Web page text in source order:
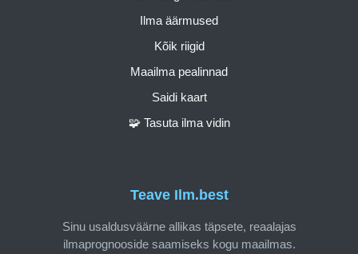
Teave Ilm.best
Sinu usaldusväärne allikas täpsete, reaalajas
ilmaprognooside saamiseks kogu maailmas.
Ilma äärmused
Kõik riigid
Maailma pealinnad
Saidi kaart
🧩 Tasuta ilma vidin